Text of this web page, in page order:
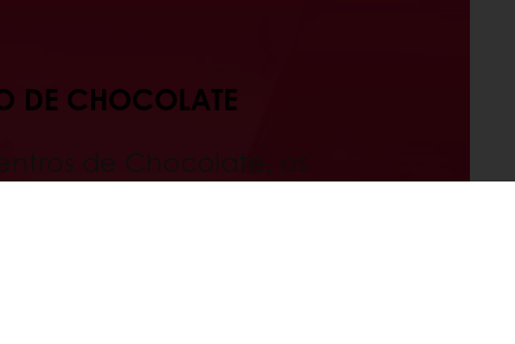
DE CHOCOLATE
de Chocolate, os